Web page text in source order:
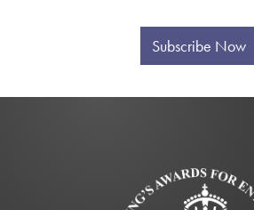
Subscribe Now